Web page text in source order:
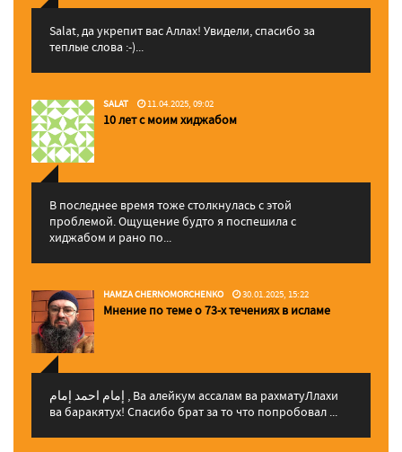
Salat, да укрепит вас Аллаx! Увидели, спасибо за
теплые слова :-)...
SALAT 11.04.2025, 09:02
10 лет с моим хиджабом
В последнее время тоже столкнулась с этой
проблемой. Ощущение будто я поспешила с
хиджабом и рано по...
HAMZA CHERNOMORCHENKO 30.01.2025, 15:22
Мнение по теме о 73-х течениях в исламе
إمام احمد إمام , Ва алейкум ассалам ва рахматуЛлахи
ва баракятух! Спасибо брат за то что попробовал ...